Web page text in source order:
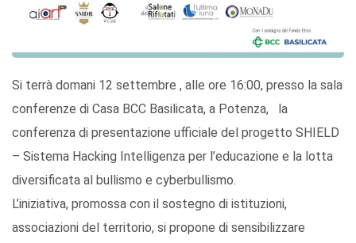
Si terrà domani 12 settembre , alle ore 16:00, presso la sala
conferenze di Casa BCC Basilicata, a Potenza, la
conferenza di presentazione ufficiale del progetto SHIELD
– Sistema Hacking Intelligenza per l’educazione e la lotta
diversificata al bullismo e cyberbullismo.
L’iniziativa, promossa con il sostegno di istituzioni,
associazioni del territorio, si propone di sensibilizzare